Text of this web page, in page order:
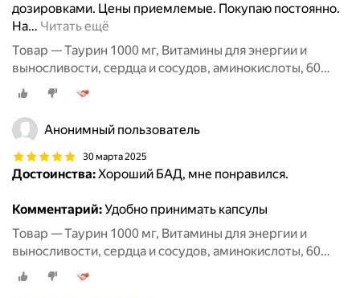
дозировками. Цены приемлемые. Покупаю постоянно.
На… Читать ещё
Товар — Таурин 1000 мг, Витамины для энергии и
выносливости, сердца и сосудов, аминокислоты, 60
капсул / MedCraft
Анонимный пользователь
30 марта 2025
Достоинства:Хороший БАД, мне понравился.
Комментарий:Удобно принимать капсулы
Товар — Таурин 1000 мг, Витамины для энергии и
выносливости, сердца и сосудов, аминокислоты, 60
капсул / MedCraft